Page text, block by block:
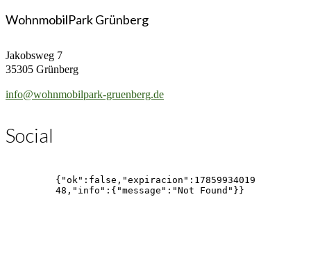
WohnmobilPark Grünberg
Jakobsweg 7
35305 Grünberg
info@wohnmobilpark-gruenberg.de
Social